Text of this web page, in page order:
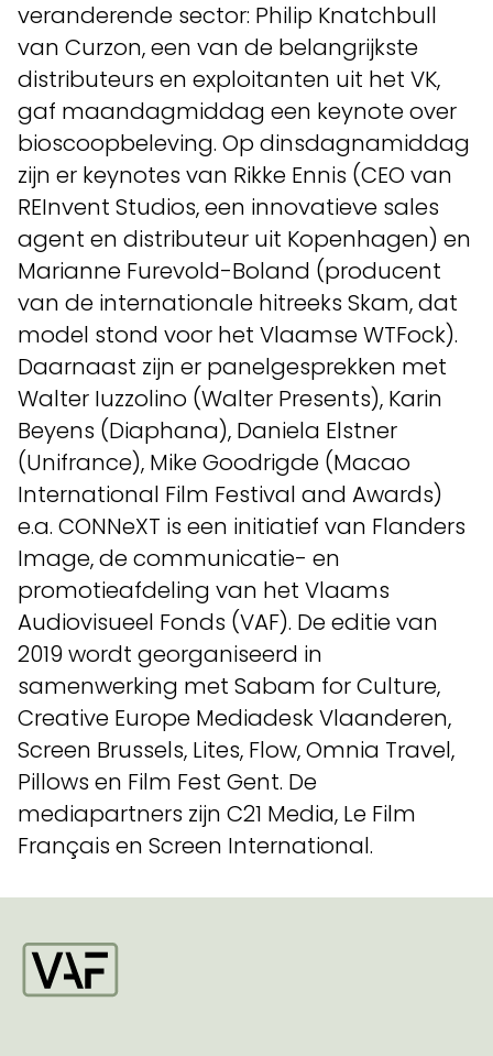
veranderende sector: Philip Knatchbull
van Curzon, een van de belangrijkste
distributeurs en exploitanten uit het VK,
gaf maandagmiddag een keynote over
bioscoopbeleving. Op dinsdagnamiddag
zijn er keynotes van Rikke Ennis (CEO van
REInvent Studios, een innovatieve sales
agent en distributeur uit Kopenhagen) en
Marianne Furevold-Boland (producent
van de internationale hitreeks Skam, dat
model stond voor het Vlaamse WTFock).
Daarnaast zijn er panelgesprekken met
Walter Iuzzolino (Walter Presents), Karin
Beyens (Diaphana), Daniela Elstner
(Unifrance), Mike Goodrigde (Macao
International Film Festival and Awards)
e.a. CONNeXT is een initiatief van Flanders
Image, de communicatie- en
promotieafdeling van het Vlaams
Audiovisueel Fonds (VAF). De editie van
2019 wordt georganiseerd in
samenwerking met Sabam for Culture,
Creative Europe Mediadesk Vlaanderen,
Screen Brussels, Lites, Flow, Omnia Travel,
Pillows en Film Fest Gent. De
mediapartners zijn C21 Media, Le Film
Français en Screen International.